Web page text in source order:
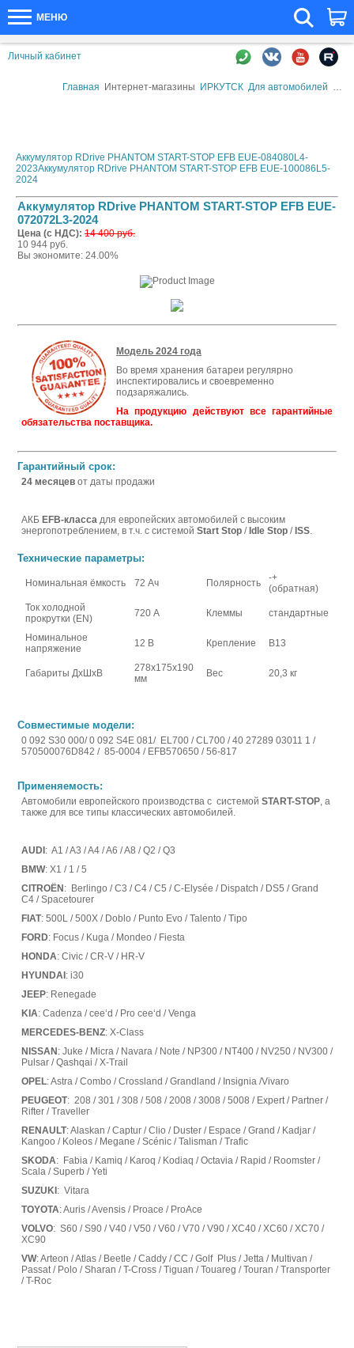
МЕНЮ
Личный кабинет
Главная Интернет-магазины ИРКУТСК Для автомобилей
Аккумулятор RDrive PHANTOM START-STOP EFB EUE-084080L4-
2023Аккумулятор RDrive PHANTOM START-STOP EFB EUE-100086L5-
2024
Аккумулятор RDrive PHANTOM START-STOP EFB EUE-
072072L3-2024
Цена (с НДС): 14 400 руб.
10 944 руб.
Вы экономите: 24.00%
Модель 2024 года
Во время хранения батареи регулярно
инспектировались и своевременно
подзаряжались.
На продукцию действуют все гарантийные
обязательства поставщика.
Гарантийный срок:
24 месяцев от даты продажи
АКБ EFB-класса для европейских автомобилей с высоким
энергопотреблением, в т.ч. с системой Start Stop / Idle Stop / ISS.
Технические параметры:
Номинальная ёмкость 72 Ач Полярность
-+
(обратная)
Ток холодной
прокрутки (EN)
720 А Клеммы стандартные
Номинальное
напряжение
12 В Крепление В13
Габариты ДхШхВ
278x175x190
мм
Вес 20,3 кг
Совместимые модели:
0 092 S30 000/ 0 092 S4E 081/ EL700 / CL700 / 40 27289 03011 1 /
570500076D842 / 85-0004 / EFB570650 / 56-817
Применяемость:
Автомобили европейского производства с системой START-STOP, а
также для все типы классических автомобилей.
AUDI : A1 / A3 / A4 / A6 / A8 / Q2 / Q3
BMW: X1 / 1 / 5
CITROËN : Berlingo / C3 / C4 / C5 / C-Elysée / Dispatch / DS5 / Grand
C4 / Spacetourer
FIAT: 500L / 500X / Doblo / Punto Evo / Talento / Tipo
FORD: Focus / Kuga / Mondeo / Fiesta
HONDA: Civic / CR-V / HR-V
HYUNDAI : i30
JEEP: Renegade
KIA: Cadenza / cee‘d / Pro cee‘d / Venga
MERCEDES-BENZ: X-Class
NISSAN : Juke / Micra / Navara / Note / NP300 / NT400 / NV250 / NV300 /
Pulsar / Qashqai / X-Trail
OPEL: Astra / Combo / Crossland / Grandland / Insignia /Vivaro
PEUGEOT: 208 / 301 / 308 / 508 / 2008 / 3008 / 5008 / Expert / Partner /
Rifter / Traveller
RENAULT: Alaskan / Captur / Clio / Duster / Espace / Grand / Kadjar /
Kangoo / Koleos / Megane / Scénic / Talisman / Trafic
SKODA: Fabia / Kamiq / Karoq / Kodiaq / Octavia / Rapid / Roomster /
Scala / Superb / Yeti
SUZUKI : Vitara
TOYOTA: Auris / Avensis / Proace / ProAce
VOLVO: S60 / S90 / V40 / V50 / V60 / V70 / V90 / XC40 / XC60 / XC70 /
XC90
VW: Arteon / Atlas / Beetle / Caddy / CC / Golf Plus / Jetta / Multivan /
Passat / Polo / Sharan / T-Cross / Tiguan / Touareg / Touran / Transporter
/ T-Roc